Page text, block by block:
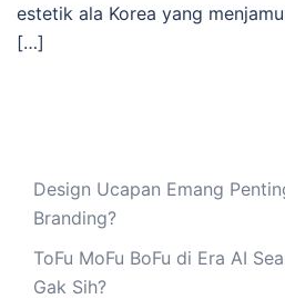
estetik ala Korea yang
[…]
Design Ucapan Emang
Branding?
ToFu MoFu BoFu di Era AI
Gak Sih?